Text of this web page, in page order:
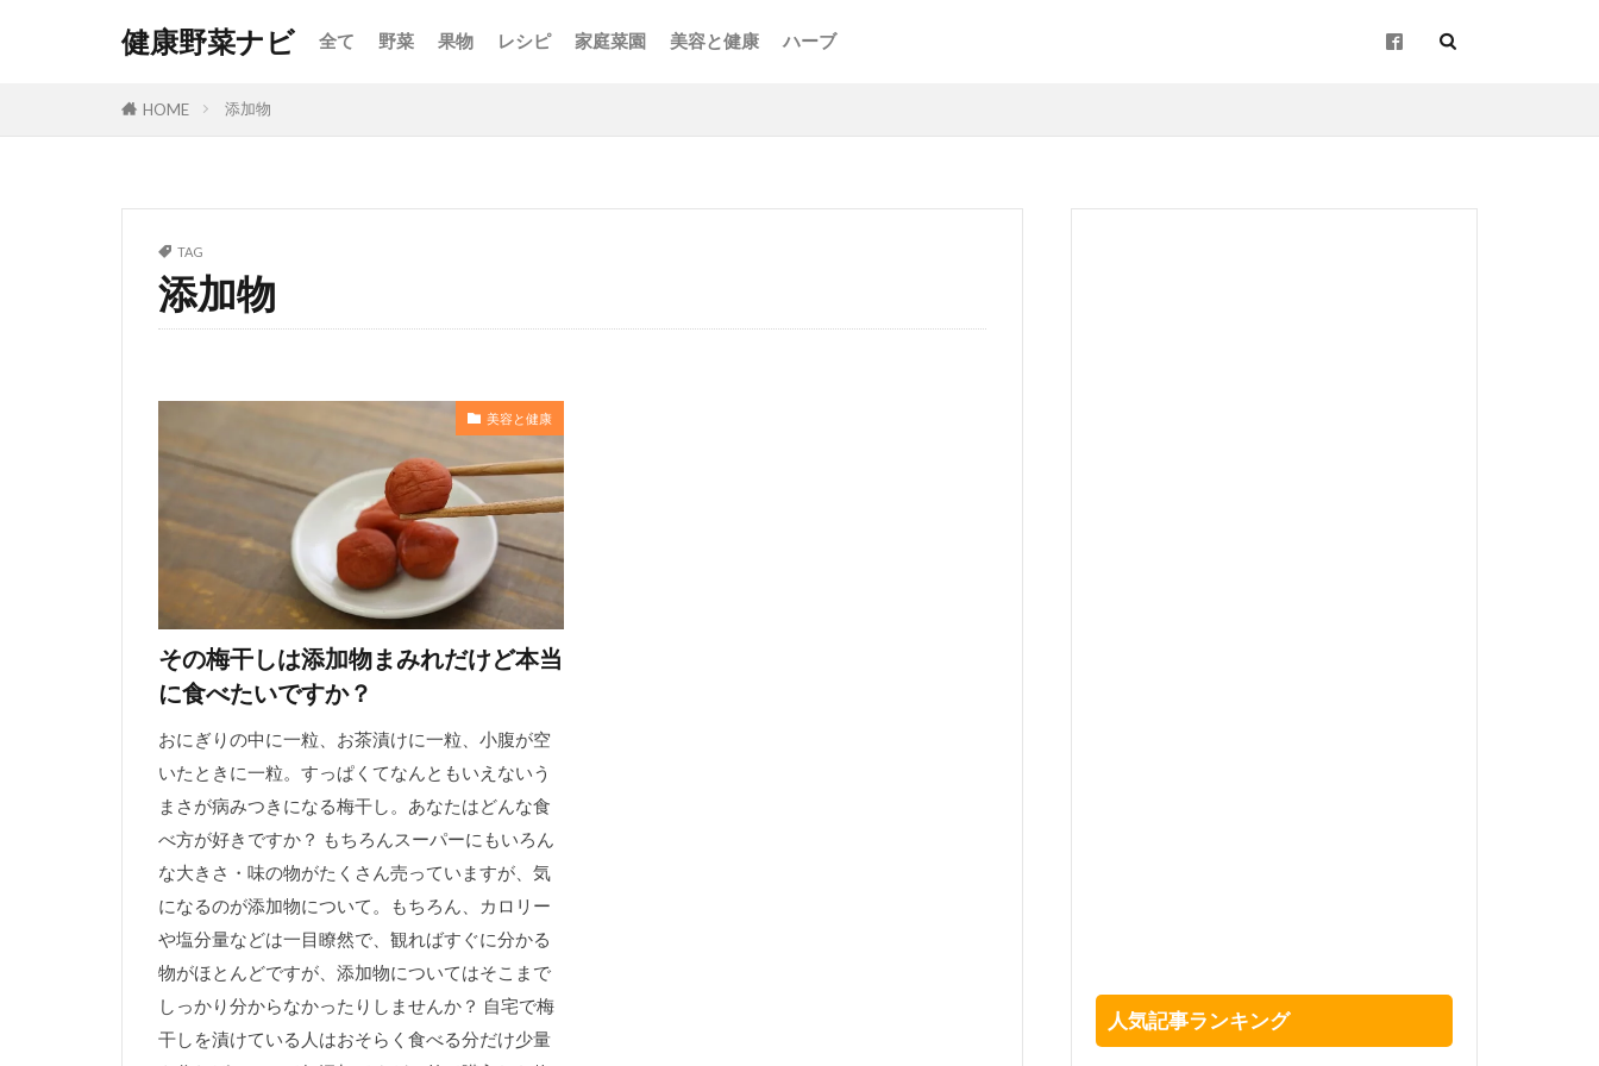
健康野菜ナビ 全て 野菜 果物 レシピ 家庭菜園 美容と健康 ハーブ
HOME 添加物
TAG
添加物
美容と健康
その梅干しは添加物まみれだけど本当
に食べたいですか？
おにぎりの中に一粒、お茶漬けに一粒、小腹が空
いたときに一粒。すっぱくてなんともいえないう
まさが病みつきになる梅干し。あなたはどんな食
べ方が好きですか？ もちろんスーパーにもいろん
な大きさ・味の物がたくさん売っていますが、気
になるのが添加物について。もちろん、カロリー
や塩分量などは一目瞭然で、観ればすぐに分かる
物がほとんどですが、添加物についてはそこまで
しっかり分からなかったりしませんか？ 自宅で梅
干しを漬けている人はおそらく食べる分だけ少量
人気記事ランキング